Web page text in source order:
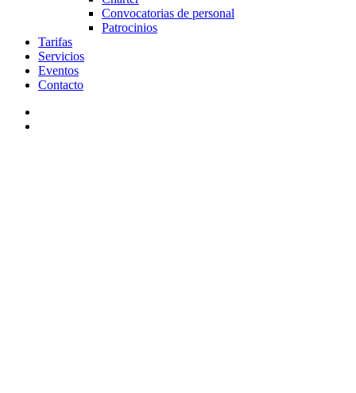
Convocatorias de personal
Patrocinios
Tarifas
Servicios
Eventos
Contacto